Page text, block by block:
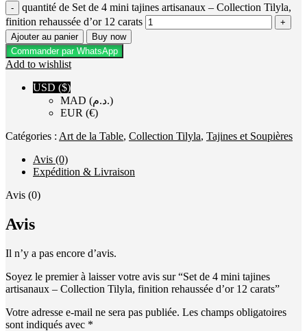
quantité de Set de 4 mini tajines artisanaux – Collection Tilyla,
finition rehaussée d’or 12 carats
Ajouter au panier
Buy now
Commander par WhatsApp
Add to wishlist
USD ($)
MAD (د.م.)
EUR (€)
Catégories : Art de la Table, Collection Tilyla, Tajines et Soupières
Avis (0)
Expédition & Livraison
Avis (0)
Avis
Il n’y a pas encore d’avis.
Soyez le premier à laisser votre avis sur “Set de 4 mini tajines
artisanaux – Collection Tilyla, finition rehaussée d’or 12 carats”
Votre adresse e-mail ne sera pas publiée. Les champs obligatoires
sont indiqués avec *